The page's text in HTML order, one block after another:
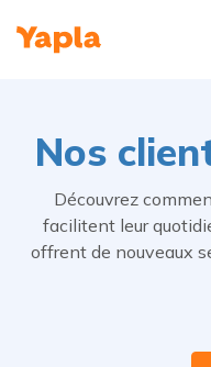
Nos
Découvrez
facilitent leur
offrent de nouveaux